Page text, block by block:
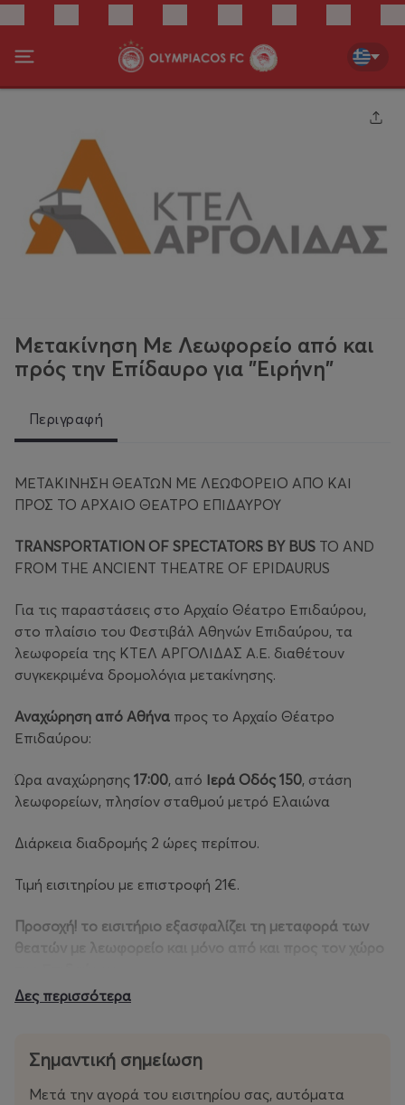
Μετακίνηση Με Λεωφορείο από και
πρός την Επίδαυρο για "Ειρήνη"
Περιγραφή
ΜΕΤΑΚΙΝΗΣΗ ΘΕΑΤΩΝ ΜΕ ΛΕΩΦΟΡΕΙΟ ΑΠΟ ΚΑΙ
ΠΡΟΣ ΤΟ ΑΡΧΑΙΟ ΘΕΑΤΡΟ ΕΠΙΔΑΥΡΟΥ
TRANSPORTATION OF SPECTATORS BY BUS TO AND
FROM THE ANCIENT THEATRE OF EPIDAURUS
Για τις παραστάσεις στο Αρχαίο Θέατρο Επιδαύρου,
στο πλαίσιο του Φεστιβάλ Αθηνών Επιδαύρου, τα
λεωφορεία της ΚΤΕΛ ΑΡΓΟΛΙΔΑΣ Α.Ε. διαθέτουν
συγκεκριμένα δρομολόγια μετακίνησης.
Αναχώρηση από Αθήνα προς το Αρχαίο Θέατρο
Επιδαύρου:
Ώρα αναχώρησης 17:00, από Ιερά Οδός 150, στάση
λεωφορείων, πλησίον σταθμού μετρό Ελαιώνα
Διάρκεια διαδρομής 2 ώρες περίπου.
Τιμή εισιτηρίου με επιστροφή 21€.
Προσοχή! το εισιτήριο εξασφαλίζει τη μεταφορά των
θεατών με λεωφορείο και μόνο από και προς τον χώρο
20΄ μετά το τέλος της παράστασης,
Δες περισσότερα
Σημαντική σημείωση
Μετά την αγορά του εισιτηρίου σας, αυτόματα